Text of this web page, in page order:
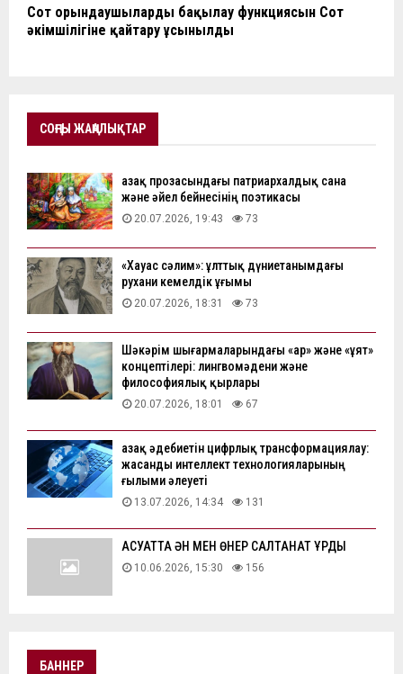
Сот орындаушыларды бақылау функциясын Сот
әкімшілігіне қайтару ұсынылды
СОҢҒЫ ЖАҢАЛЫҚТАР
Қазақ прозасындағы патриархалдық сана
және әйел бейнесінің поэтикасы
20.07.2026, 19:43 73
«Хауас сәлим»: ұлттық дүниетанымдағы
рухани кемелдік ұғымы
20.07.2026, 18:31 73
Шәкәрім шығармаларындағы «ар» және «ұят»
концептілері: лингвомәдени және
философиялық қырлары
20.07.2026, 18:01 67
Қазақ әдебиетін цифрлық трансформациялау:
жасанды интеллект технологияларының
ғылыми әлеуеті
13.07.2026, 14:34 131
АҚСУАТТА ӘН МЕН ӨНЕР САЛТАНАТ ҚҰРДЫ
10.06.2026, 15:30 156
БАННЕР